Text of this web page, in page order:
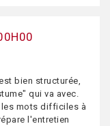
bien structurée,
qui va avec.
les mots difficiles à
l'entretien